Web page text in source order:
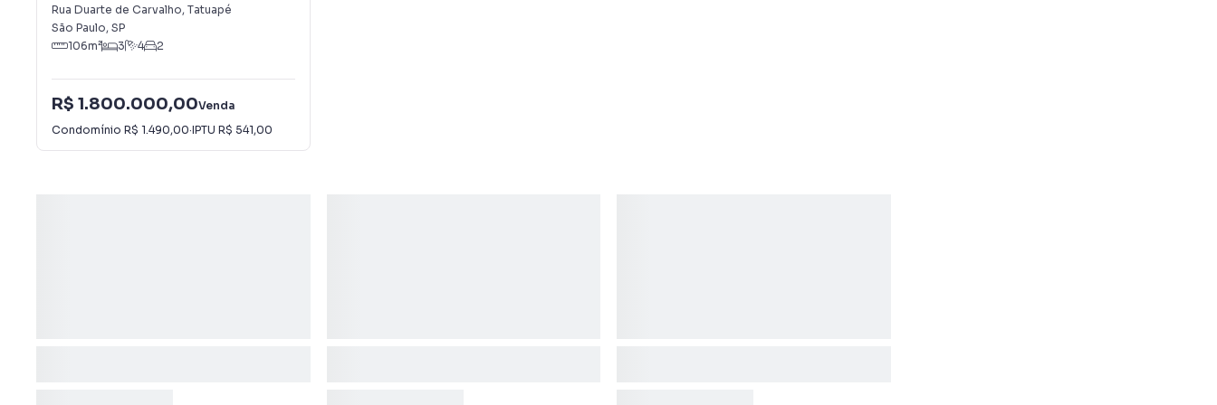
Rua Duarte de Carvalho, Tatuapé
São Paulo, SP
106m² 3 4 2
R$ 1.800.000,00Venda
Condomínio R$ 1.490,00·IPTU R$ 541,00